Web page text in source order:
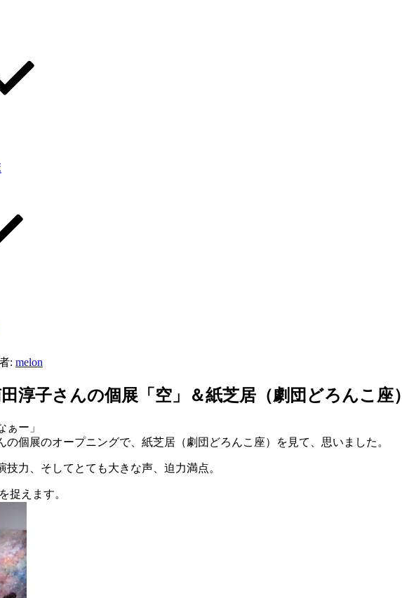
: melon
淳子さんの個展「空」＆紙芝居（劇団どろんこ座）
ぁー」
個展のオープニングで、紙芝居（劇団どろんこ座）を見て、思いました。
力、そしてとても大きな声、迫力満点。
捉えます。